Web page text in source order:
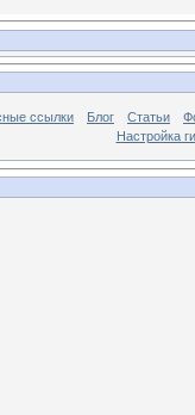
ссылки Блог Статьи
Настройка